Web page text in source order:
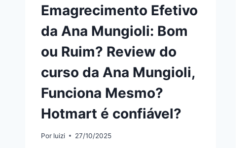
Emagrecimento Efetivo
da Ana Mungioli: Bom
ou Ruim? Review do
curso da Ana Mungioli,
Funciona Mesmo?
Hotmart é confiável?
Por luizi 27/10/2025